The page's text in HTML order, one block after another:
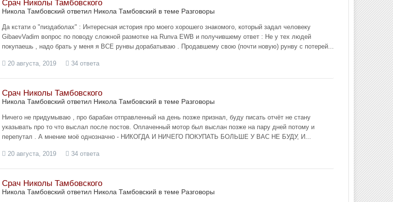
Срач Николы Тамбовского
Никола Тамбовский ответил Никола Тамбовский в теме Разговоры
Да кстати о "пиздаболах" : Интересная история про моего хорошего знакомого, который задал человеку
GibaevVadim вопрос по поводу сложной размотке на Runva EWB и получившему ответ : Не у тех людей
покупаешь , надо брать у меня я ВСЕ рунвы дорабатываю . Продавшему свою (почти новую) рунву с потерей...
20 августа, 2019 34 ответа
Срач Николы Тамбовского
Никола Тамбовский ответил Никола Тамбовский в теме Разговоры
Ничего не придумываю , про барабан отправленный на день позже признал, буду писать отчёт не стану
указывать про то что выслал после постов. Оплаченный мотор был выслан позже на пару дней потому и
перепутал . А мнение моё однозначно - НИКОГДА И НИЧЕГО ПОКУПАТЬ БОЛЬШЕ У ВАС НЕ БУДУ, И...
20 августа, 2019 34 ответа
Срач Николы Тамбовского
Никола Тамбовский ответил Никола Тамбовский в теме Разговоры